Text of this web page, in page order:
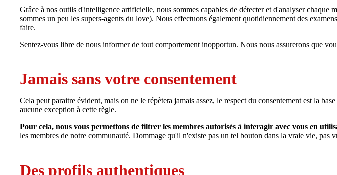
Grâce à nos outils d'intelligence artificielle, nous sommes capables de détecter et d'analyser
sommes un peu les supers-agents du love). Nous effectuons également quotidiennement des
faire.
Sentez-vous libre de nous informer de tout comportement inopportun. Nous nous assurerons que
Jamais sans votre consentement
Cela peut paraitre évident, mais on ne le répètera jamais assez, le respect du consentement est la
aucune exception à cette règle.
Pour cela, nous vous permettons de filtrer les membres autorisés à interagir avec vous en
les membres de notre communauté. Dommage qu'il n'existe pas un tel bouton dans la vraie vie, pas
Des profils authentiques